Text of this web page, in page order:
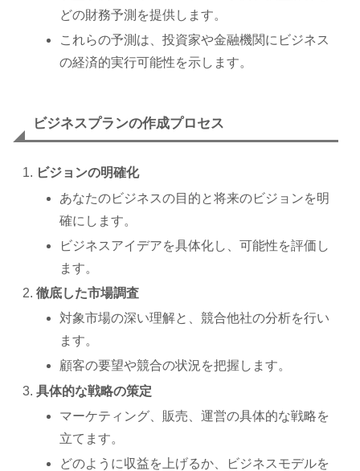
どの財務予測を提供します。
これらの予測は、投資家や金融機関にビジネス
の経済的実行可能性を示します。
ビジネスプランの作成プロセス
ビジョンの明確化
あなたのビジネスの目的と将来のビジョンを明
確にします。
ビジネスアイデアを具体化し、可能性を評価し
ます。
徹底した市場調査
対象市場の深い理解と、競合他社の分析を行い
ます。
顧客の要望や競合の状況を把握します。
具体的な戦略の策定
マーケティング、販売、運営の具体的な戦略を
立てます。
どのように収益を上げるか、ビジネスモデルを